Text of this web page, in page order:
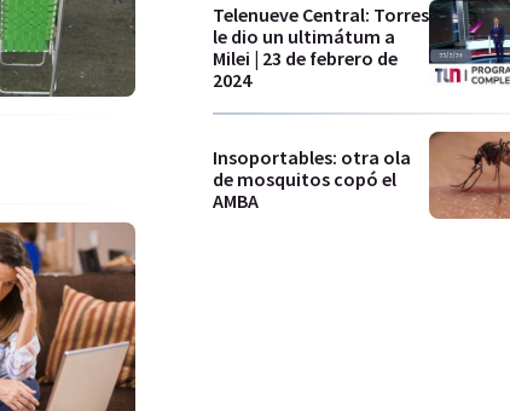
Telenueve Central: Torres
le dio un ultimátum a
Milei | 23 de febrero de
2024
Insoportables: otra ola
de mosquitos copó el
AMBA